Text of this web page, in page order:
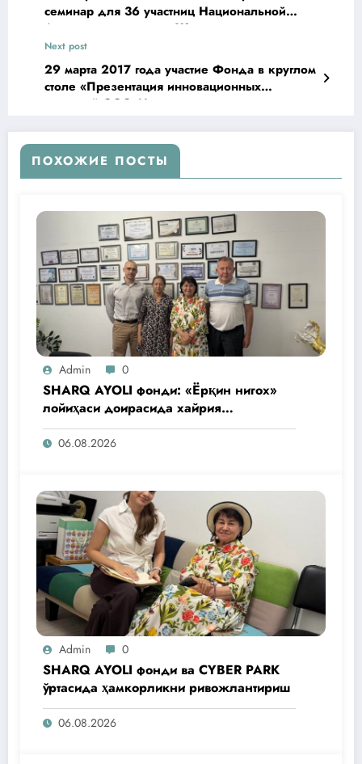
семинар для 36 участниц Национальной
Ассоциации деловых Женщин инвалидов
Узбекистана.
Next post
29 марта 2017 года участие Фонда в круглом
столе «Презентация инновационных
решений ООО»Научные развлечения»
ПОХОЖИЕ ПОСТЫ
Admin 0
SHARQ AYOLI фонди: «Ёрқин нигох»
лойиҳаси доирасида хайрия
операциялари ўтказилади
06.08.2026
Admin 0
SHARQ AYOLI фонди ва CYBER PARK
ўртасида ҳамкорликни ривожлантириш
06.08.2026